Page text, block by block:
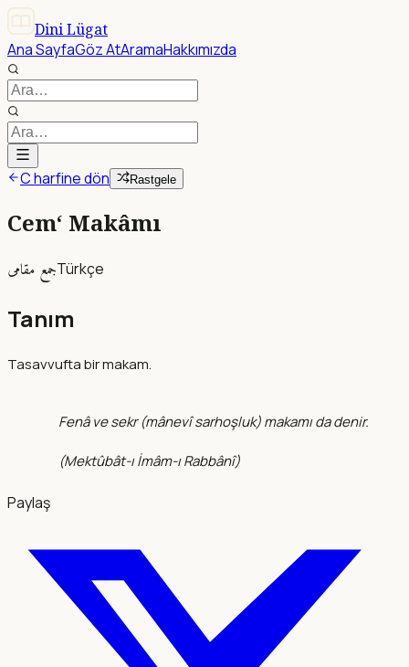
Dini Lügat
Ana SayfaGöz AtAramaHakkımızda
C harfine dön Rastgele
Cem‘ Makâmı
جمع مقامىTürkçe
Tanım
Tasavvufta bir makam.
Fenâ ve sekr (mânevî sarhoşluk) makamı da denir.
(Mektûbât-ı İmâm-ı Rabbânî)
Paylaş